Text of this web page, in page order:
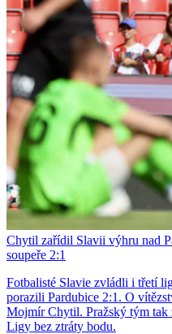
Chytil zařídil Slavii výhru nad
soupeře 2:1
Fotbalisté Slavie zvládli i třetí
porazili Pardubice 2:1. O
Mojmír Chytil. Pražský tým tak
Ligy bez ztráty bodu.